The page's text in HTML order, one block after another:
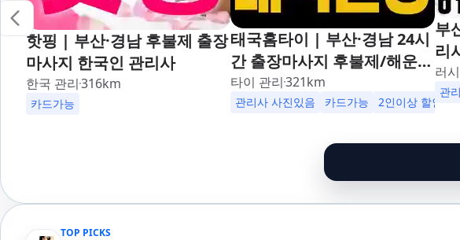
핫핑 | 부산·경남 후불제 출장
마사지 한국인 관리사
한국 관리316km
카드가능
태국홈타이 | 부산·경남 24시
간 출장마사지 후불제/해운
대,사상,광안리,남포동,구포,
덕천,명지,민락,수영,동래,남
송도,자갈치,하단,다대포,범
일,범천,우동,마린시티,송정,
타이 관리321km
관리사 사진있음 카드가능 2인이상 할인
부
리
러
관
TOP PICKS